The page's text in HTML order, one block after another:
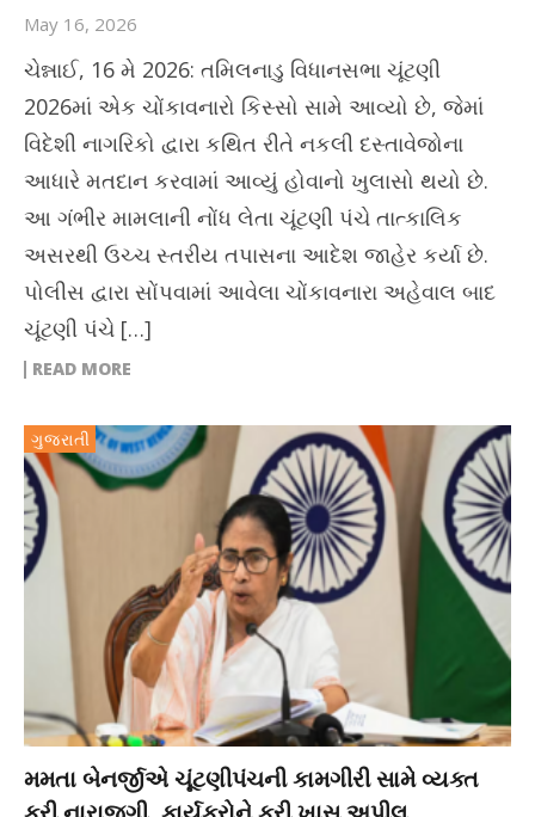
May 16, 2026
ચેન્નાઈ, 16 મે 2026: તમિલનાડુ વિધાનસભા ચૂંટણી
2026માં એક ચોંકાવનારો કિસ્સો સામે આવ્યો છે, જેમાં
વિદેશી નાગરિકો દ્વારા કથિત રીતે નકલી દસ્તાવેજોના
આધારે મતદાન કરવામાં આવ્યું હોવાનો ખુલાસો થયો છે.
આ ગંભીર મામલાની નોંધ લેતા ચૂંટણી પંચે તાત્કાલિક
અસરથી ઉચ્ચ સ્તરીય તપાસના આદેશ જાહેર કર્યા છે.
પોલીસ દ્વારા સોંપવામાં આવેલા ચોંકાવનારા અહેવાલ બાદ
ચૂંટણી પંચે […]
READ MORE
ગુજરાતી
મમતા બેનર્જીએ ચૂંટણીપંચની કામગીરી સામે વ્યક્ત